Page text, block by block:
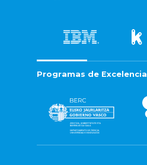
Programas de Excelencia